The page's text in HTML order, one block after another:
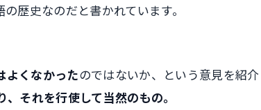
歴史なのだと書かれています。
よくなかったのではないか、という意見を紹介
それを行使して当然のもの。